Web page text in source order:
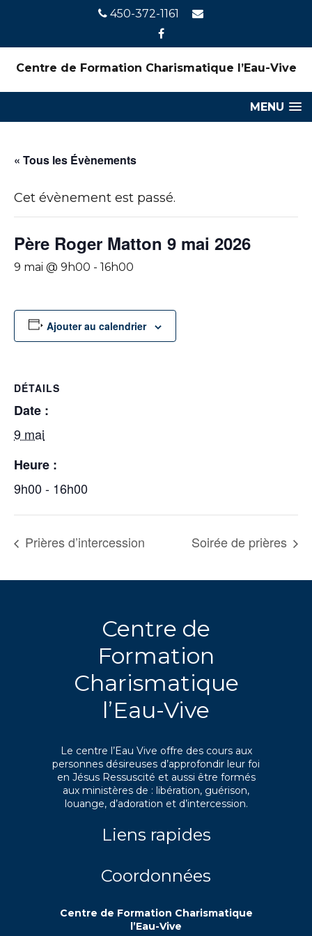
450-372-1161
Centre de Formation Charismatique l’Eau-Vive
MENU
« Tous les Évènements
Cet évènement est passé.
Père Roger Matton 9 mai 2026
9 mai @ 9h00 - 16h00
Ajouter au calendrier
DÉTAILS
Date :
9 mai
Heure :
9h00 - 16h00
Prières d’intercession Soirée de prières
Centre de
Formation
Charismatique
l’Eau-Vive
Le centre l’Eau Vive offre des cours aux
personnes désireuses d’approfondir leur foi
en Jésus Ressuscité et aussi être formés
aux ministères de : libération, guérison,
louange, d’adoration et d’intercession.
Liens rapides
Coordonnées
Centre de Formation Charismatique
l’Eau-Vive